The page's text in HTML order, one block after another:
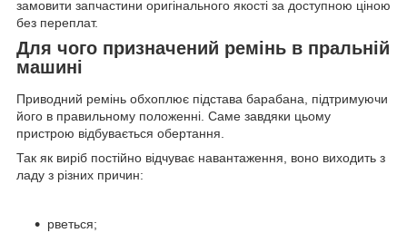
замовити запчастини оригінального якості за доступною ціною
без переплат.
Для чого призначений ремінь в пральній
машині
Приводний ремінь обхоплює підстава барабана, підтримуючи
його в правильному положенні. Саме завдяки цьому
пристрою відбувається обертання.
Так як виріб постійно відчуває навантаження, воно виходить з
ладу з різних причин:
рветься;